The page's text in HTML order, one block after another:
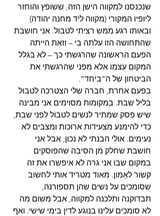
שנכנסנו למקווה הישן הזה, ששופץ והוחזר
ליופיו המקורי (מקווה ליד מחנה יהודה)
ובאותו רגע ממש רציתי לטבול. אני חושבת
שהתחושה הזו עלתה בי – וזאת הייתה
הפעם הראשונה שהרגשתי כך – לא בגלל
המקום עצמו אלא מפני שהרגשתי את
הביטחון של ה”ביחד”.
בפעם אחרת, חברה שלי הצטרכה לטבול
בליל שבת. במקומות מסוימים אני מבינה
שיש פסק שמתיר לנשים לטבול לפני שבת,
כדי להימנע מצעידות ארוכות ומצבים לא
נעימים. אולי הבנתי לא נכון, אבל אני
חושבת שחלק מן הסיבה שהפוסקים
במקום שבו אני גרה לא איפשרו את זה
קשור לאֵמון. מאוד מטריד אותי לחשוב
שסומכים על נשים שהן תספורנה,
תבדוקנה ותלכנה למקווה, אבל משום מה
לא סומכים עלינו בנוגע לדין בימי שישי. ואף